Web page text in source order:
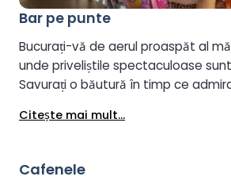
Bar pe punte
Bucurați-vă de aerul proaspăt al
unde priveliștile spectaculoase
Savurați o băutură în timp ce
permite.
Citeşte mai mult...
Cafenele